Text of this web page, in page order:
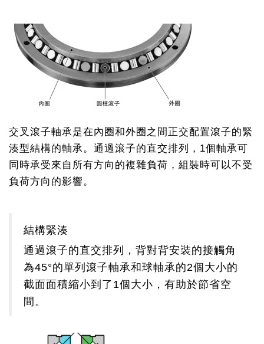
交叉滾子軸承是在內圈和外圈之間正交配置滾子的緊
湊型結構的軸承。通過滾子的直交排列，1個軸承可
同時承受來自所有方向的複雜負荷，組裝時可以不受
負荷方向的影響。
結構緊湊
通過滾子的直交排列，背對背安裝的接觸角
為45°的單列滾子軸承和球軸承的2個大小的
截面面積縮小到了1個大小，有助於節省空
間。